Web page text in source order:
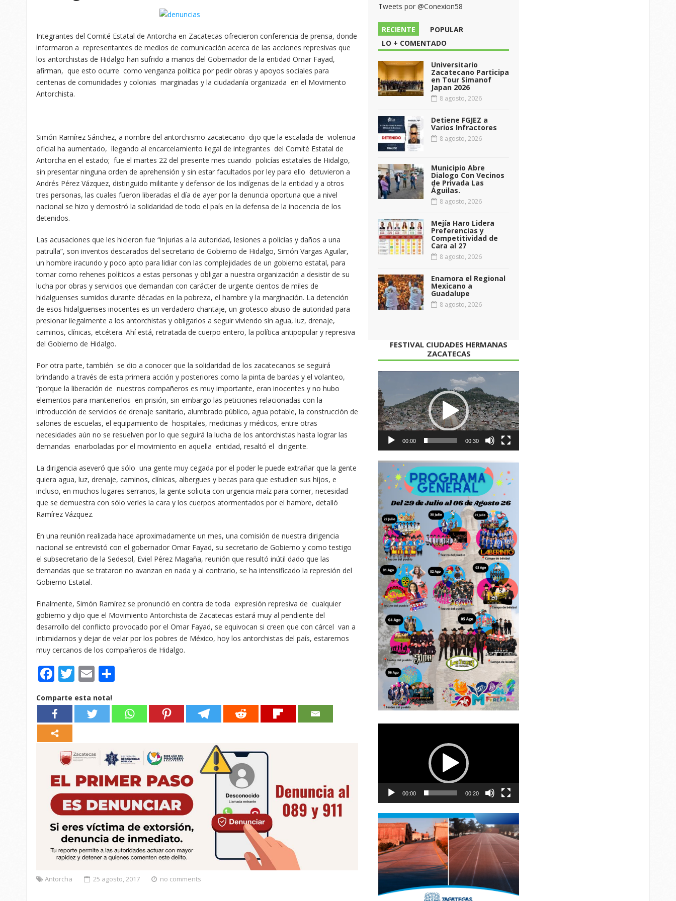
Integrantes del Comité Estatal de Antorcha en Zacatecas ofrecieron conferencia de prensa, donde
informaron a representantes de medios de comunicación acerca de las acciones represivas que
los antorchistas de Hidalgo han sufrido a manos del Gobernador de la entidad Omar Fayad,
afirman, que esto ocurre como venganza política por pedir obras y apoyos sociales para
centenas de comunidades y colonias marginadas y la ciudadanía organizada en el Movimento
Antorchista.
Simón Ramírez Sánchez, a nombre del antorchismo zacatecano dijo que la escalada de violencia
oficial ha aumentado, llegando al encarcelamiento ilegal de integrantes del Comité Estatal de
Antorcha en el estado; fue el martes 22 del presente mes cuando policías estatales de Hidalgo,
sin presentar ninguna orden de aprehensión y sin estar facultados por ley para ello detuvieron a
Andrés Pérez Vázquez, distinguido militante y defensor de los indígenas de la entidad y a otros
tres personas, las cuales fueron liberadas el día de ayer por la denuncia oportuna que a nivel
nacional se hizo y demostró la solidaridad de todo el país en la defensa de la inocencia de los
detenidos.
Las acusaciones que les hicieron fue “injurias a la autoridad, lesiones a policías y daños a una
patrulla”, son inventos descarados del secretario de Gobierno de Hidalgo, Simón Vargas Aguilar,
un hombre iracundo y poco apto para lidiar con las complejidades de un gobierno estatal, para
tomar como rehenes políticos a estas personas y obligar a nuestra organización a desistir de su
lucha por obras y servicios que demandan con carácter de urgente cientos de miles de
hidalguenses sumidos durante décadas en la pobreza, el hambre y la marginación. La detención
de esos hidalguenses inocentes es un verdadero chantaje, un grotesco abuso de autoridad para
presionar ilegalmente a los antorchistas y obligarlos a seguir viviendo sin agua, luz, drenaje,
caminos, clínicas, etcétera. Ahí está, retratada de cuerpo entero, la política antipopular y represiva
del Gobierno de Hidalgo.
Por otra parte, también se dio a conocer que la solidaridad de los zacatecanos se seguirá
brindando a través de esta primera acción y posteriores como la pinta de bardas y el volanteo,
“porque la liberación de nuestros compañeros es muy importante, eran inocentes y no hubo
elementos para mantenerlos en prisión, sin embargo las peticiones relacionadas con la
introducción de servicios de drenaje sanitario, alumbrado público, agua potable, la construcción de
salones de escuelas, el equipamiento de hospitales, medicinas y médicos, entre otras
necesidades aún no se resuelven por lo que seguirá la lucha de los antorchistas hasta lograr las
demandas enarboladas por el movimiento en aquella entidad, resaltó el dirigente.
La dirigencia aseveró que sólo una gente muy cegada por el poder le puede extrañar que la gente
quiera agua, luz, drenaje, caminos, clínicas, albergues y becas para que estudien sus hijos, e
incluso, en muchos lugares serranos, la gente solicita con urgencia maíz para comer, necesidad
que se demuestra con sólo verles la cara y los cuerpos atormentados por el hambre, detalló
Ramírez Vázquez.
En una reunión realizada hace aproximadamente un mes, una comisión de nuestra dirigencia
nacional se entrevistó con el gobernador Omar Fayad, su secretario de Gobierno y como testigo
el subsecretario de la Sedesol, Eviel Pérez Magaña, reunión que resultó inútil dado que las
demandas que se trataron no avanzan en nada y al contrario, se ha intensificado la represión del
Gobierno Estatal.
Finalmente, Simón Ramírez se pronunció en contra de toda expresión represiva de cualquier
gobierno y dijo que el Movimiento Antorchista de Zacatecas estará muy al pendiente del
desarrollo del conflicto provocado por el Omar Fayad, se equivocan si creen que con cárcel van a
intimidarnos y dejar de velar por los pobres de México, hoy los antorchistas del país, estaremos
muy cercanos de los compañeros de Hidalgo.
Facebook
Twitter
Email
Comparte esta nota!
Antorcha 25 agosto, 2017 no comments
Tweets por @Conexion58
RECIENTE
POPULAR
LO + COMENTADO
Universitario
Zacatecano Participa
en Tour Simanof
Japan 2026
8 agosto, 2026
Detiene FGJEZ a
Varios Infractores
8 agosto, 2026
Municipio Abre
Dialogo Con Vecinos
de Privada Las
Águilas.
8 agosto, 2026
Mejía Haro Lidera
Preferencias y
Competitividad de
Cara al 27
8 agosto, 2026
Enamora el Regional
Mexicano a
Guadalupe
8 agosto, 2026
FESTIVAL CIUDADES HERMANAS
ZACATECAS
de
vídeo
00:00 00:30
00:00 00:20